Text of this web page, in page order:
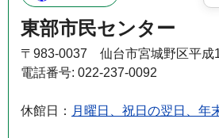
東部市民センター
〒983-0037 仙台市宮城野区平成
電話番号: 022-237-0092
休館日： 月曜日、祝日の翌日、年